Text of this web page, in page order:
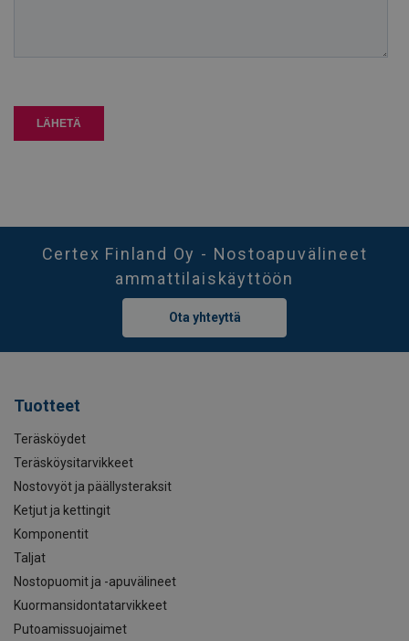
Certex Finland Oy - Nostoapuvälineet
ammattilaiskäyttöön
Ota yhteyttä
Tuotteet
Teräsköydet
Teräsköysitarvikkeet
Nostovyöt ja päällysteraksit
Ketjut ja kettingit
Komponentit
Taljat
Nostopuomit ja -apuvälineet
Kuormansidontatarvikkeet
Putoamissuojaimet